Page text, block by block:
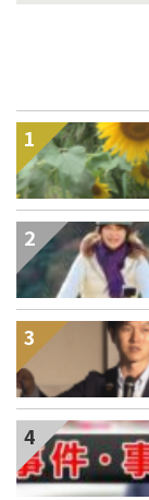
1
2
3
4